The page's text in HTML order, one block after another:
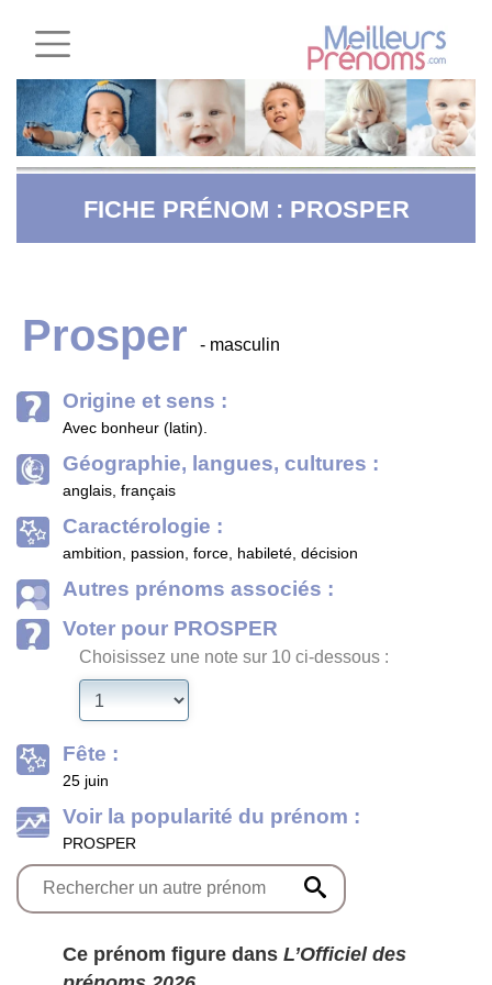
FICHE PRÉNOM : PROSPER
Prosper - masculin
Origine et sens :
Avec bonheur (latin).
Géographie, langues, cultures :
anglais, français
Caractérologie :
ambition, passion, force, habileté, décision
Autres prénoms associés :
Voter pour PROSPER
Choisissez une note sur 10 ci-dessous :
Fête :
25 juin
Voir la popularité du prénom :
PROSPER
Ce prénom figure dans L’Officiel des